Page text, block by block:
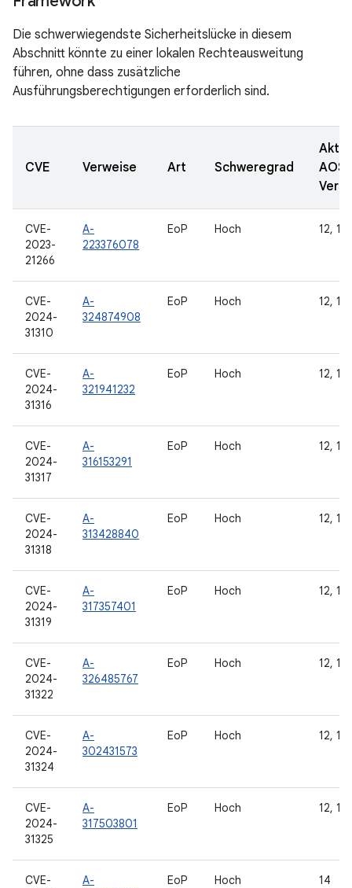
Die schwerwiegendste Sicherheitslücke in diesem
Abschnitt könnte zu einer lokalen Rechteausweitung
führen, ohne dass zusätzliche
Ausführungsberechtigungen erforderlich sind.
CVE Verweise Art Schweregrad
CVE-
2023-
21266
A-
223376078
EoP Hoch 12,
CVE-
2024-
31310
A-
324874908
EoP Hoch 12,
CVE-
2024-
31316
A-
321941232
EoP Hoch 12,
CVE-
2024-
31317
A-
316153291
EoP Hoch 12,
CVE-
2024-
31318
A-
313428840
EoP Hoch 12,
CVE-
2024-
31319
A-
317357401
EoP Hoch 12,
CVE-
2024-
31322
A-
326485767
EoP Hoch 12,
CVE-
2024-
31324
A-
302431573
EoP Hoch 12,
CVE-
2024-
31325
A-
317503801
EoP Hoch 12,
CVE-
A-
EoP Hoch 14